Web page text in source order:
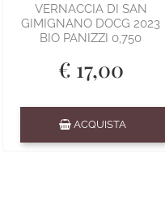
VERNACCIA DI SAN
GIMIGNANO DOCG 2023
BIO PANIZZI 0,750
€ 17,00
ACQUISTA